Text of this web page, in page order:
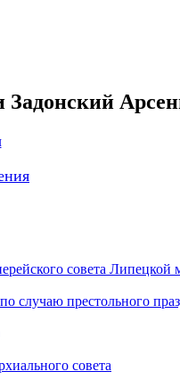
совета Липецкой
престольного
совета